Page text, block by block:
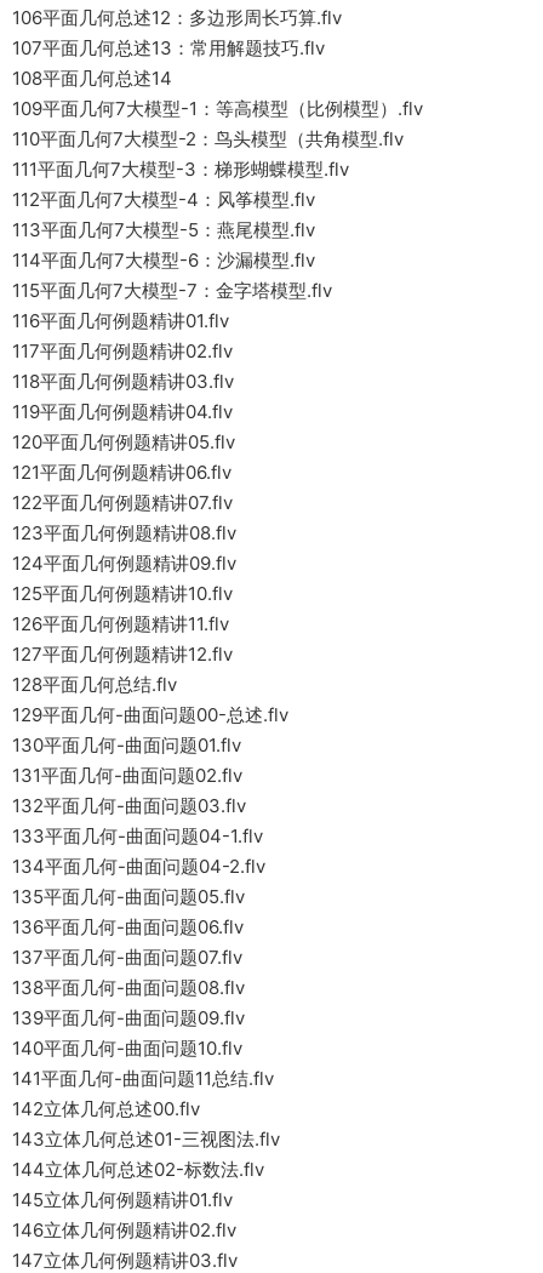
106平面几何总述12：多边形周长巧算.flv
107平面几何总述13：常用解题技巧.flv
108平面几何总述14
109平面几何7大模型-1：等高模型（比例模型）.flv
110平面几何7大模型-2：鸟头模型（共角模型.flv
111平面几何7大模型-3：梯形蝴蝶模型.flv
112平面几何7大模型-4：风筝模型.flv
113平面几何7大模型-5：燕尾模型.flv
114平面几何7大模型-6：沙漏模型.flv
115平面几何7大模型-7：金字塔模型.flv
116平面几何例题精讲01.flv
117平面几何例题精讲02.flv
118平面几何例题精讲03.flv
119平面几何例题精讲04.flv
120平面几何例题精讲05.flv
121平面几何例题精讲06.flv
122平面几何例题精讲07.flv
123平面几何例题精讲08.flv
124平面几何例题精讲09.flv
125平面几何例题精讲10.flv
126平面几何例题精讲11.flv
127平面几何例题精讲12.flv
128平面几何总结.flv
129平面几何-曲面问题00-总述.flv
130平面几何-曲面问题01.flv
131平面几何-曲面问题02.flv
132平面几何-曲面问题03.flv
133平面几何-曲面问题04-1.flv
134平面几何-曲面问题04-2.flv
135平面几何-曲面问题05.flv
136平面几何-曲面问题06.flv
137平面几何-曲面问题07.flv
138平面几何-曲面问题08.flv
139平面几何-曲面问题09.flv
140平面几何-曲面问题10.flv
141平面几何-曲面问题11总结.flv
142立体几何总述00.flv
143立体几何总述01-三视图法.flv
144立体几何总述02-标数法.flv
145立体几何例题精讲01.flv
146立体几何例题精讲02.flv
147立体几何例题精讲03.flv